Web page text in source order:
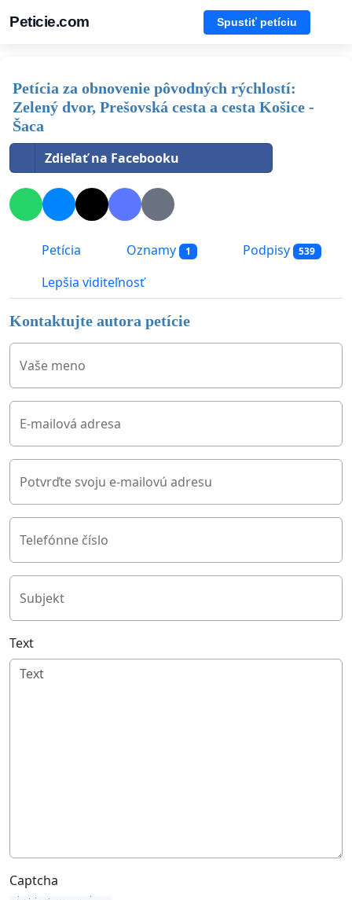
Peticie.com Spustiť petíciu
​Petícia za obnovenie pôvodných rýchlostí:
Zelený dvor, Prešovská cesta a cesta Košice -
Šaca
Zdieľať na Facebooku
Petícia Oznamy 1 Podpisy 539
Lepšia viditeľnosť
Kontaktujte autora petície
Vaše meno
E-mailová adresa
Potvrďte svoju e-mailovú adresu
Telefónne číslo
Subjekt
Text
Captcha